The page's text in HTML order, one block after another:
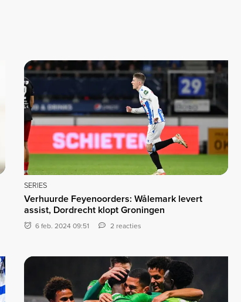
SERIES
Verhuurde Feyenoorders: Wålemark levert
assist, Dordrecht klopt Groningen
6 feb. 2024 09:51 2 reacties